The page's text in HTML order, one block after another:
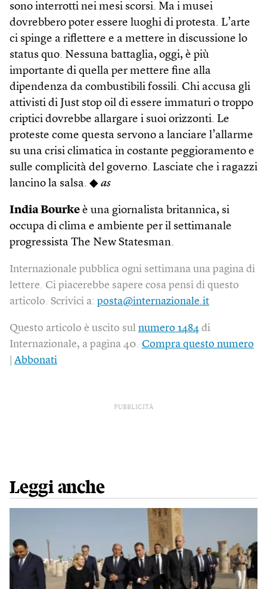
sono interrotti nei mesi scorsi. Ma i musei
dovrebbero poter essere luoghi di protesta. L’arte
ci spinge a riflettere e a mettere in discussione lo
status quo. Nessuna battaglia, oggi, è più
importante di quella per mettere fine alla
dipendenza da combustibili fossili. Chi accusa gli
attivisti di Just stop oil di essere immaturi o troppo
criptici dovrebbe allargare i suoi orizzonti. Le
proteste come questa servono a lanciare l’allarme
su una crisi climatica in costante peggioramento e
sulle complicità del governo. Lasciate che i ragazzi
lancino la salsa. ◆ as
India Bourke è una giornalista britannica, si
occupa di clima e ambiente per il settimanale
progressista The New Statesman.
Internazionale pubblica ogni settimana una pagina di
lettere. Ci piacerebbe sapere cosa pensi di questo
articolo. Scrivici a: posta@internazionale.it
Questo articolo è uscito sul numero 1484 di
Internazionale, a pagina 40. Compra questo numero
Abbonati
PUBBLICITÀ
Leggi anche